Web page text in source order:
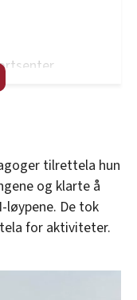
tilrettela hun
og klarte å
De tok
for aktiviteter.